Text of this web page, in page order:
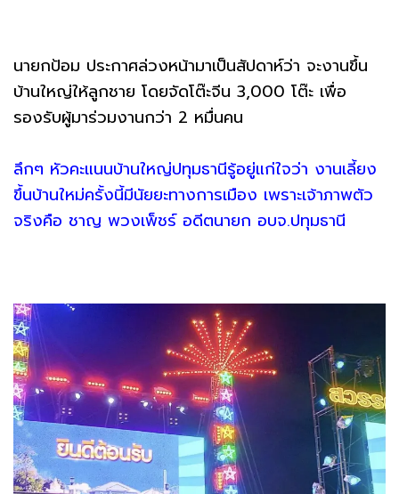
นายกป้อม ประกาศล่วงหน้ามาเป็นสัปดาห์ว่า จะงานขึ้น
บ้านใหญ่ให้ลูกชาย โดยจัดโต๊ะจีน 3,000 โต๊ะ เพื่อ
รองรับผู้มาร่วมงานกว่า 2 หมื่นคน
ลึกๆ หัวคะแนนบ้านใหญ่ปทุมธานีรู้อยู่แก่ใจว่า งานเลี้ยง
ขึ้นบ้านใหม่ครั้งนี้มีนัยยะทางการเมือง เพราะเจ้าภาพตัว
จริงคือ ชาญ พวงเพ็ชร์ อดีตนายก อบจ.ปทุมธานี